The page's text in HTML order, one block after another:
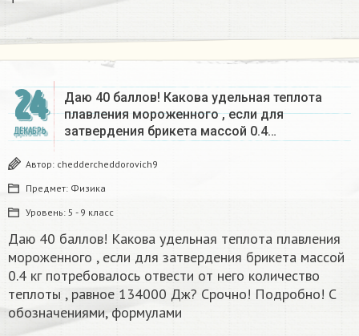
24
ДЕКАБРЬ
Даю 40 баллов! Какова удельная теплота
плавления мороженного , если для
затвердения брикета массой 0.4…
Автор: cheddercheddorovich9
Предмет: Физика
Уровень: 5 - 9 класс
Даю 40 баллов! Какова удельная теплота плавления
мороженного , если для затвердения брикета массой
0.4 кг потребовалось отвести от него количество
теплоты , равное 134000 Дж? Срочно! Подробно! С
обозначениями, формулами